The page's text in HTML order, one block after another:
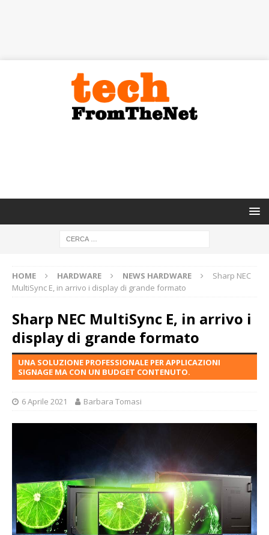
HOME HARDWARE NEWS HARDWARE
Sharp NEC
MultiSync E, in arrivo i display di grande formato
Sharp NEC MultiSync E, in arrivo i
display di grande formato
UNA SOLUZIONE PROFESSIONALE PER APPLICAZIONI
SIGNAGE MA CON UN BUDGET CONTENUTO.
6 Aprile 2021 Barbara Tomasi